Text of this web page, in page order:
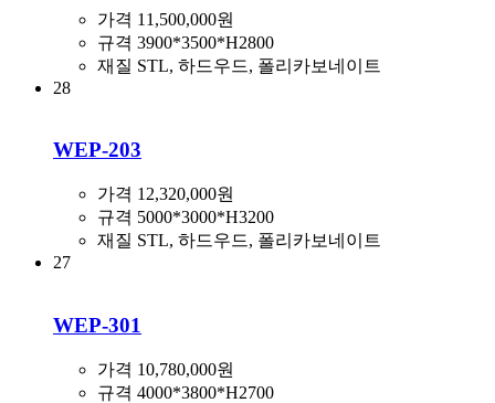
가격 11,500,000원
규격 3900*3500*H2800
재질 STL, 하드우드, 폴리카보네이트
28
WEP-203
가격 12,320,000원
규격 5000*3000*H3200
재질 STL, 하드우드, 폴리카보네이트
27
WEP-301
가격 10,780,000원
규격 4000*3800*H2700